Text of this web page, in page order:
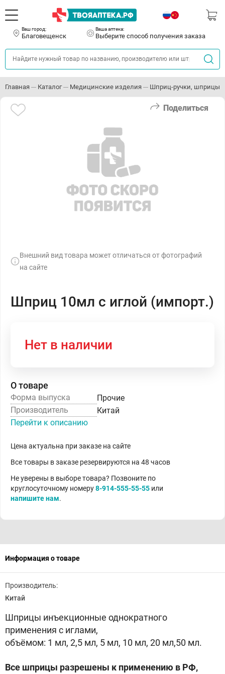
Ваш город:
Благовещенск
Ваша аптека:
Выберите способ получения заказа
Главная Каталог Медицинские изделия Шприц-ручки, шприцы
Поделиться
Внешний вид товара может отличаться от фотографий
на сайте
Шприц 10мл с иглой (импорт.)
Нет в наличии
О товаре
Форма выпуска
Прочие
Производитель
Китай
Перейти к описанию
Цена актуальна при заказе на сайте
Все товары в заказе резервируются на 48 часов
Не уверены в выборе товара? Позвоните по
круглосуточному номеру8-914-555-55-55 или
напишите нам.
Информация о товаре
Производитель:
Китай
Шприцы инъекционные однократного
применения с иглами,
объёмом: 1 мл, 2,5 мл, 5 мл, 10 мл, 20 мл,50 мл.
Все шприцы разрешены к применению в РФ,